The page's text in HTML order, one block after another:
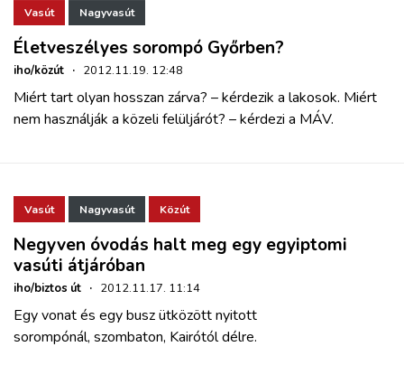
Vasút Nagyvasút
Életveszélyes sorompó Győrben?
iho/közút · 2012.11.19. 12:48
Miért tart olyan hosszan zárva? – kérdezik a lakosok. Miért
nem használják a közeli felüljárót? – kérdezi a MÁV.
Vasút Nagyvasút Közút
Negyven óvodás halt meg egy egyiptomi
vasúti átjáróban
iho/biztos út · 2012.11.17. 11:14
Egy vonat és egy busz ütközött nyitott
sorompónál, szombaton, Kairótól délre.